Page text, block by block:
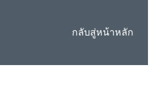
กลับสู่หน้าหลัก